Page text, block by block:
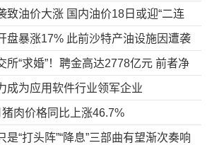
致油价大涨 国内油价18日或迎“二连
盘暴涨17% 此前沙特产油设施因遭袭
所“求婚”！聘金高达2778亿元 前者净
成为应用软件行业领军企业
肉价格同比上涨46.7%
是“打头阵”“降息”三部曲有望渐次奏响